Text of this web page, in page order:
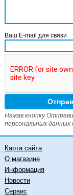
Ваш E-mail для связи
Нажав кнопку
персональных данных
Карта сайта
О магазине
Информация
Новости
Сервис